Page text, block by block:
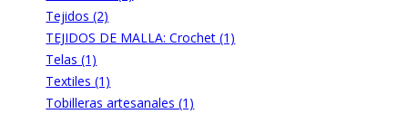
Tejidos (2)
TEJIDOS DE MALLA: Crochet (1)
Telas (1)
Textiles (1)
Tobilleras artesanales (1)